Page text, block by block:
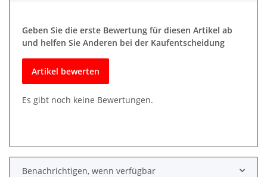
Geben Sie die erste Bewertung für diesen Artikel ab
und helfen Sie Anderen bei der Kaufentscheidung
Artikel bewerten
Es gibt noch keine Bewertungen.
Benachrichtigen, wenn verfügbar